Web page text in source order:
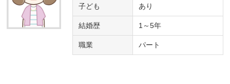
子ども あり
結婚歴 1～5年
職業 パート